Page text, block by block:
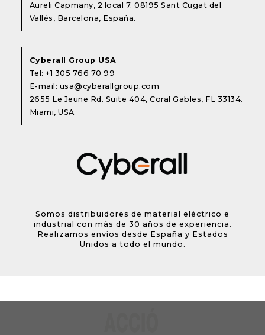
Aureli Capmany, 2 local 7. 08195 Sant Cugat del
Vallès, Barcelona, España.
Cyberall Group USA
Tel:+1 305 766 70 99
E-mail: usa@cyberallgroup.com
2655 Le Jeune Rd. Suite 404, Coral Gables, FL 33134.
Miami, USA
Somos distribuidores de material eléctrico e
industrial con más de 30 años de experiencia.
Realizamos envíos desde España y Estados
Unidos a todo el mundo.